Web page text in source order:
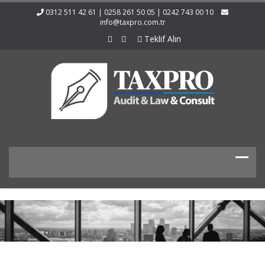
0312 511 42 61 | 0258 261 50 05 | 0242 743 00 10
info@taxpro.com.tr
Teklif Alın